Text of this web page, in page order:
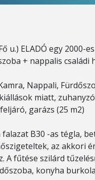
u.) ELADÓ egy 2000-
+ nappalis családi
Nappali,
miatt,
garázs (25 m2)
B30 -as tégla,
az akkori
A fűtése szilárd
konyha